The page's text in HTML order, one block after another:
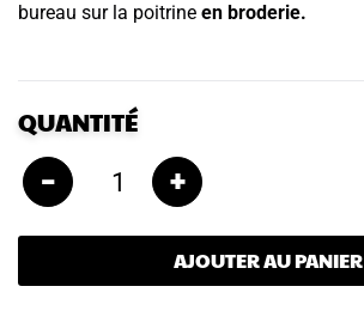
bureau sur la poitrine en broderie.
QUANTITÉ
– +
AJOUTER AU PANIER